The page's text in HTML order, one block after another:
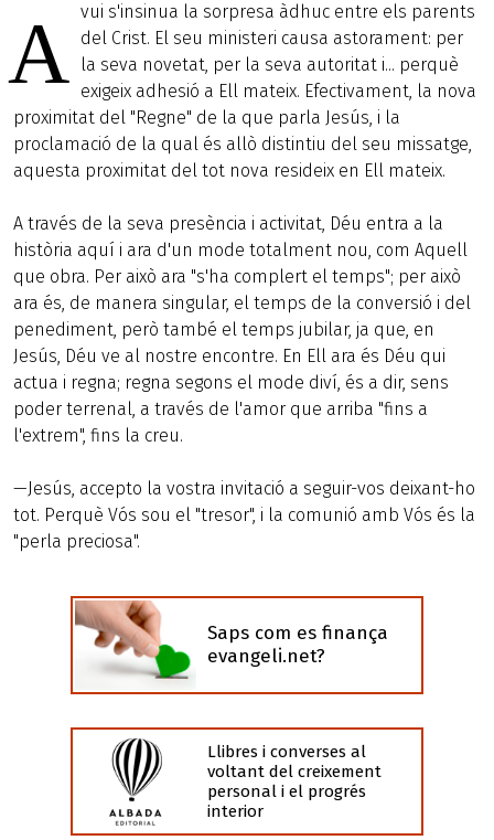
A vui s'insinua la sorpresa àdhuc entre els parents
del Crist. El seu ministeri causa astorament: per
la seva novetat, per la seva autoritat i... perquè
exigeix adhesió a Ell mateix. Efectivament, la nova
proximitat del "Regne" de la que parla Jesús, i la
proclamació de la qual és allò distintiu del seu missatge,
aquesta proximitat del tot nova resideix en Ell mateix.
A través de la seva presència i activitat, Déu entra a la
història aquí i ara d'un mode totalment nou, com Aquell
que obra. Per això ara "s'ha complert el temps"; per això
ara és, de manera singular, el temps de la conversió i del
penediment, però també el temps jubilar, ja que, en
Jesús, Déu ve al nostre encontre. En Ell ara és Déu qui
actua i regna; regna segons el mode diví, és a dir, sens
poder terrenal, a través de l'amor que arriba "fins a
l'extrem", fins la creu.
—Jesús, accepto la vostra invitació a seguir-vos deixant-ho
tot. Perquè Vós sou el "tresor", i la comunió amb Vós és la
"perla preciosa".
Saps com es finança
evangeli.net?
Llibres i converses al
voltant del creixement
personal i el progrés
interior